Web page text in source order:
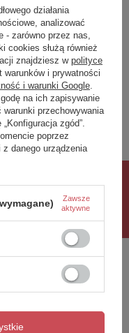
pytania?
Zadaj pytanie
5/5
działania
analizować
- zarówno przez nas,
cookies służą również
znajdziesz wpolityce
warunków i prywatności
i warunki Google
na ich zapisywanie
przechowywania
zgód”.
poprzez
danego urządzenia
Zawsze
aktywne